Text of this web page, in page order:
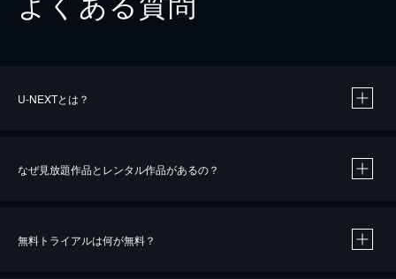
U-NEXTとは？
なぜ見放題作品とレンタル作品があるの？
無料トライアルは何が無料？